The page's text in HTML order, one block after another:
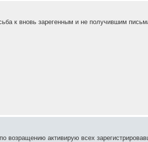
к вновь зарегенным и не получившим
возращению активирую всех